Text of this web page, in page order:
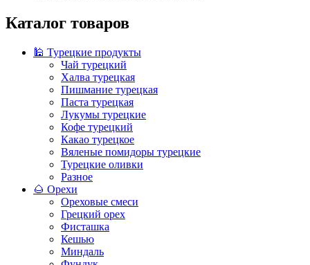
Каталог товаров
🕌 Турецкие продукты
Чай турецкий
Халва турецкая
Пишмание турецкая
Паста турецкая
Лукумы турецкие
Кофе турецкий
Какао турецкое
Вяленые помидоры турецкие
Турецкие оливки
Разное
🌰 Орехи
Ореховые смеси
Грецкий орех
Фисташка
Кешью
Миндаль